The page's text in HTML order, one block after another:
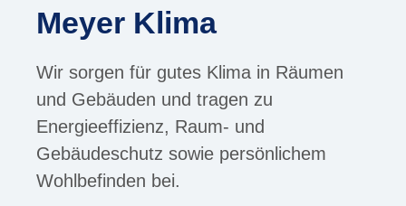
Meyer Klima
Wir sorgen für gutes Klima in Räumen
und Gebäuden und tragen zu
Energieeffizienz, Raum- und
Gebäudeschutz sowie persönlichem
Wohlbefinden bei.